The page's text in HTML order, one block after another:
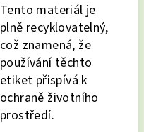
Tento materiál je
plně recyklovatelný,
což znamená, že
používání těchto
etiket přispívá k
ochraně životního
prostředí.